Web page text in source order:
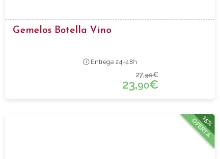
Gemelos Botella Vino
Entrega 24-48h
27,90€
23,90€
15%
OFERTA